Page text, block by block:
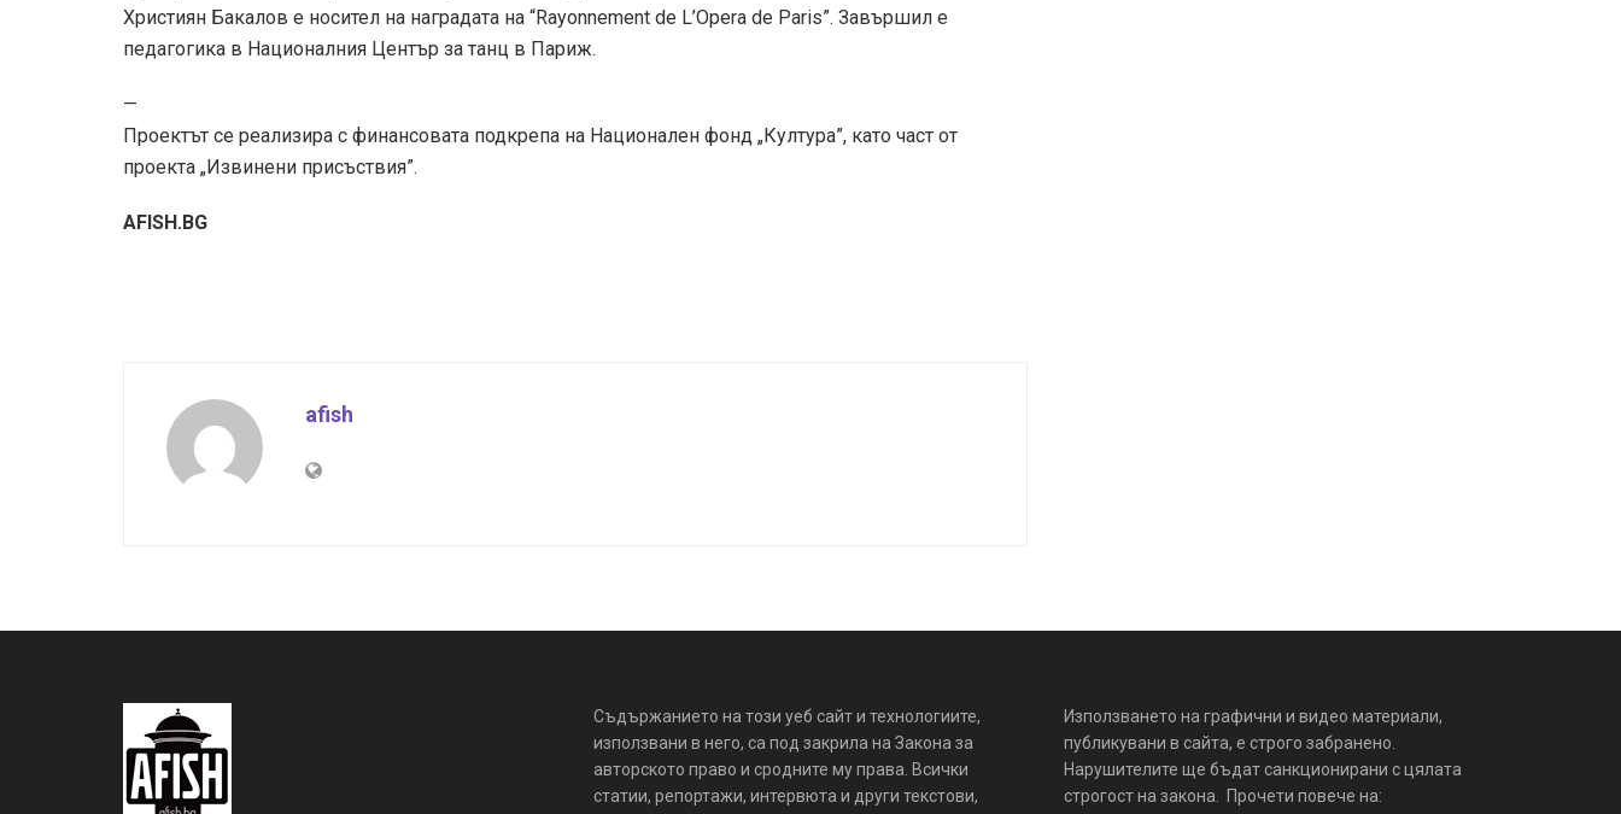
Християн Бакалов е носител на наградата на “Rayonnement de L’Opera de Paris”. Завършил е
педагогика в Националния Център за танц в Париж.
—
Проектът се реализира с финансовата подкрепа на Национален фонд „Култура”, като част от
проекта „Извинени присъствия”.
AFISH.BG
afish
Съдържанието на този уеб сайт и технологиите,
използвани в него, са под закрила на Закона за
авторското право и сродните му права. Всички
статии, репортажи, интервюта и други текстови,
Използването на графични и видео материали,
публикувани в сайта, е строго забранено.
Нарушителите ще бъдат санкционирани с цялата
строгост на закона. Прочети повече на: